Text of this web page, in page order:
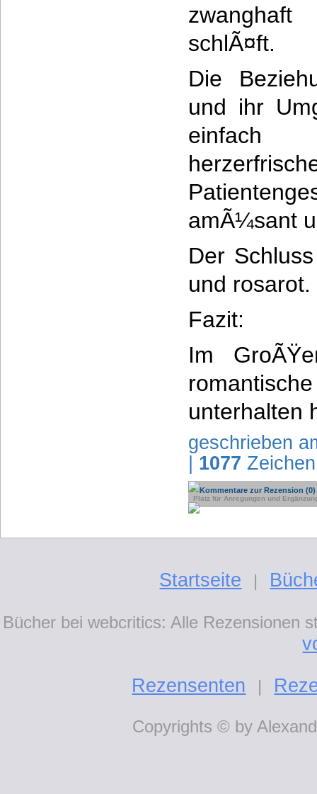
schlÃ¤ft.
Die
und ihr
amÃ¼sant
Der
und rosarot.
Fazit:
Im
unterhalten
geschrieben
1077 Zeichen
Kommentare zur Rezension (0)
Platz für Anregungen und
Startseite |
Bücher bei webcritics: Alle Rezensionen
Rezensenten
|
Copyrights © by